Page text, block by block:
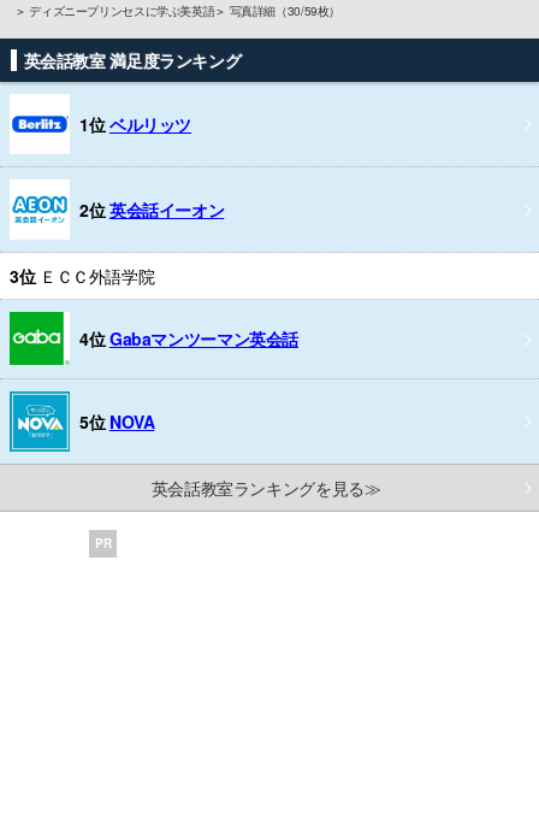
ディズニープリンセスに学ぶ美英語
写真詳細（30/59枚）
英会話教室 満足度ランキング
1位ベルリッツ
2位英会話イーオン
3位 ＥＣＣ外語学院
4位Gabaマンツーマン英会話
5位 NOVA
英会話教室ランキングを見る≫
PR